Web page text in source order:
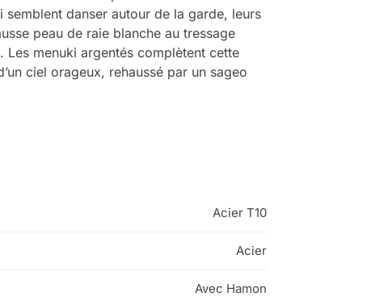
danser autour de la garde, leurs
peau de raie blanche au tressage
menuki argentés complètent cette
ciel orageux, rehaussé par un sageo
Acier T10
Acier
Avec Hamon